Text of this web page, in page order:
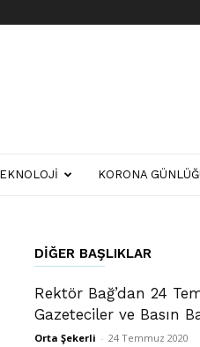
KORONA
DIĞER BAŞLIKLAR
Rektör Bağ’dan 24
Gazeteciler ve Basın
Orta Şekerli - 24 Temmuz 2020